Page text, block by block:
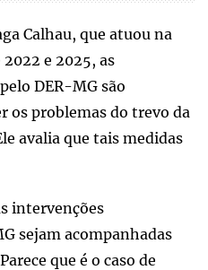
Calhau, que atuou na
e 2025, as
DER-MG são
os problemas do trevo da
avalia que tais medidas
intervenções
sejam acompanhadas
que é o caso de